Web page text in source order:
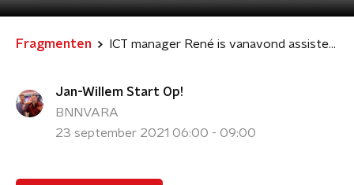
Fragmenten ICT manager René is vanavond assistent-coach van Louis van Gaal
Jan-Willem Start Op!
BNNVARA
23 september 2021 06:00 - 09:00